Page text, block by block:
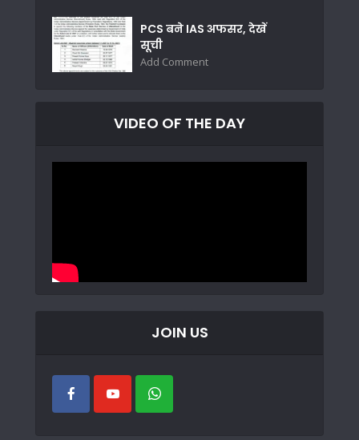
PCS बने IAS अफसर, देखें
सूची
Add Comment
VIDEO OF THE DAY
JOIN US